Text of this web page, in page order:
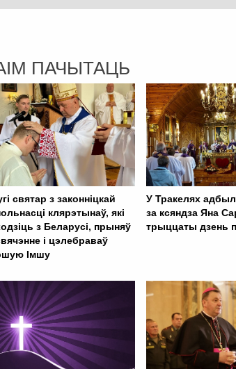
ПАЧЫТАЦЬ
святар з законніцкай
клярэтынаў, які
з Беларусі, прыняў
і цэлебраваў
Імшу
У Тракелях
за ксяндза Яна
трыццаты дзень